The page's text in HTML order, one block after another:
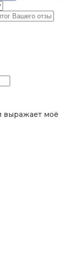
выражает моё